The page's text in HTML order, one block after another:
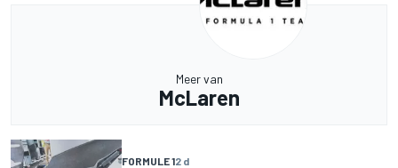
Meer van
McLaren
FORMULE 12 d